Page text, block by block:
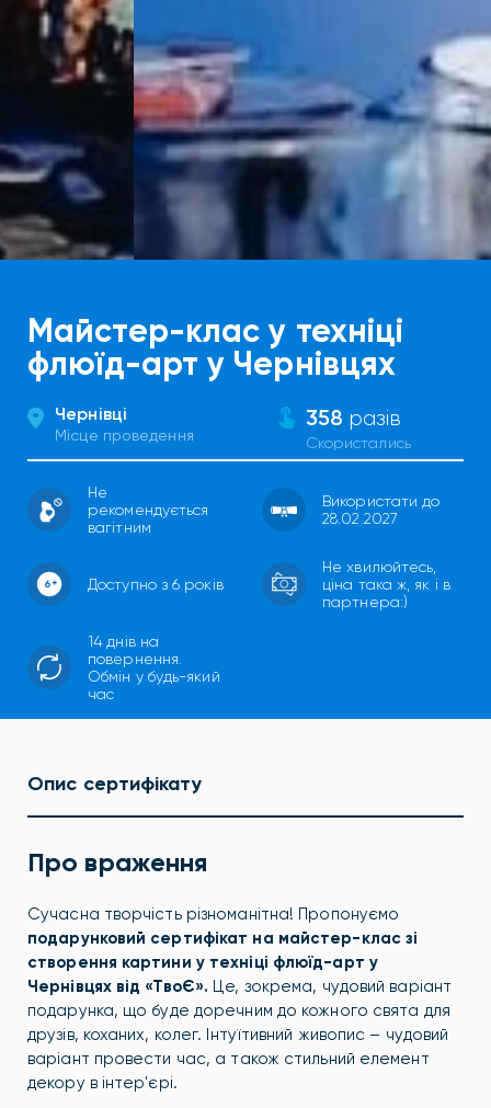
Майстер-клас у техніці
флюїд-арт у Чернівцях
Чернівці
Місце проведення
358 разів
Скористались
Не
рекомендується
вагітним
Використати до
28.02.2027
Доступно з 6 років
Не хвилюйтесь,
ціна така ж, як і в
партнера:)
14 днів на
повернення.
Обмін у будь-який
час
Опис сертифікату
Про враження
Сучасна творчість різноманітна! Пропонуємо
подарунковий сертифікат на майстер-клас зі
створення картини у техніці флюїд-арт у
Чернівцях від «ТвоЄ». Це, зокрема, чудовий варіант
подарунка, що буде доречним до кожного свята для
друзів, коханих, колег. Інтуїтивний живопис – чудовий
варіант провести час, а також стильний елемент
декору в інтер'єрі.